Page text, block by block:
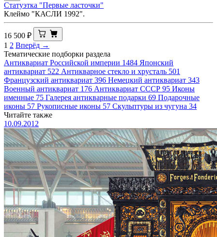
Статуэтка "Первые ласточки"
Клеймо "КАСЛИ 1992".
16 500 ₽
1 2 Вперёд →
Тематические подборки раздела
Антиквариат Российской империи 1484 Японский
антиквариат 522 Антикварное стекло и хрусталь 501
Французский антиквариат 396 Немецкий антиквариат 343
Военный антиквариат 176 Антиквариат СССР 95 Иконы
именные 75 Галерея антикварные подарки 69 Подарочные
иконы 57 Рукописные иконы 57 Скульптуры из чугуна 34
Читайте также
10.09.2012